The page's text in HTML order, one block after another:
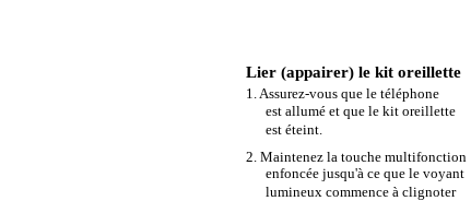
Lier (appairer) le kit oreillette
1. Assurez-vous que le téléphone
est allumé et que le kit oreillette
est éteint.
2. Maintenez la touche multifonction
enfoncée jusqu'à ce que le voyant
lumineux commence à clignoter